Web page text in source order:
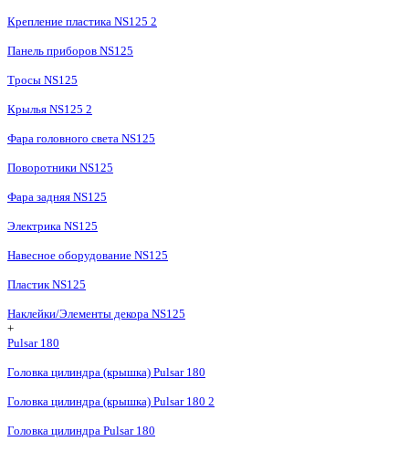
Крепление пластика NS125 2
Панель приборов NS125
Тросы NS125
Крылья NS125 2
Фара головного света NS125
Поворотники NS125
Фара задняя NS125
Электрика NS125
Навесное оборудование NS125
Пластик NS125
Наклейки/Элементы декора NS125
+
Pulsar 180
Головка цилиндра (крышка) Pulsar 180
Головка цилиндра (крышка) Pulsar 180 2
Головка цилиндра Pulsar 180